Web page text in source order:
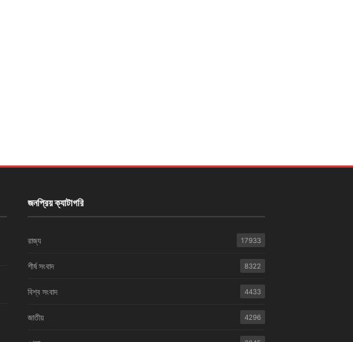
জনপ্রিয় ক্যাটাগরি
রাজ্য 17933
শীর্ষ সংবাদ 8322
বিশ্ব সংবাদ 4433
জাতীয় 4296